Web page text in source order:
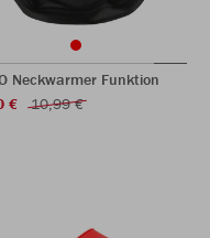
Neckwarmer Funktion
€
10,99 €